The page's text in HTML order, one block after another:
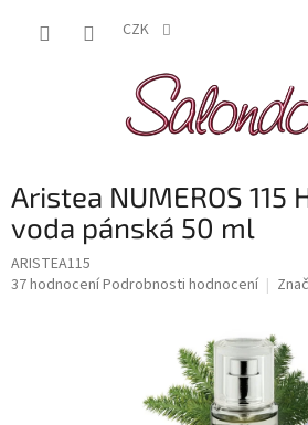
CZK
Aristea NUMEROS 115
voda pánská 50 ml
ARISTEA115
Průměrné
37 hodnoceníPodrobnosti hodnocení